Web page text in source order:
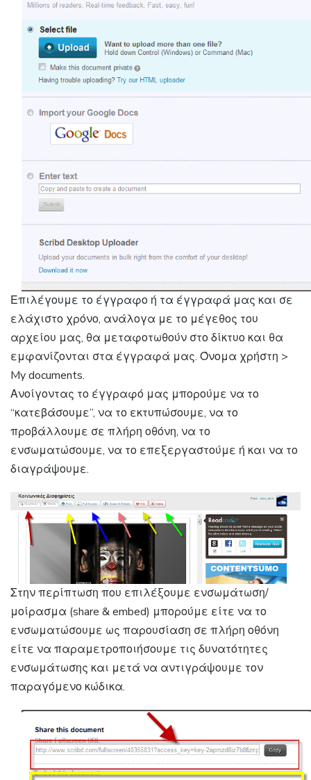
Επιλέγουμε το έγγραφο ή τα έγγραφά μας και σε
ελάχιστο χρόνο, ανάλογα με το μέγεθος του
αρχείου μας, θα μεταφοτωθούν στο δίκτυο και θα
εμφανίζονται στα έγγραφά μας. Όνομα χρήστη >
My documents.
Ανοίγοντας το έγγραφό μας μπορούμε να το
“κατεβάσουμε”, να το εκτυπώσουμε, να το
προβάλλουμε σε πλήρη οθόνη, να το
ενσωματώσουμε, να το επεξεργαστούμε ή και να το
διαγράψουμε.
Στην περίπτωση που επιλέξουμε ενσωμάτωση/
μοίρασμα (share & embed) μπορούμε είτε να το
ενσωματώσουμε ως παρουσίαση σε πλήρη οθόνη
είτε να παραμετροποιήσουμε τις δυνατότητες
ενσωμάτωσης και μετά να αντιγράψουμε τον
παραγόμενο κώδικα.